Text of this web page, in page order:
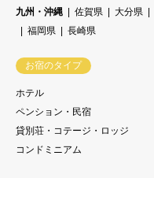
九州・沖縄
佐賀県 大分県
福岡県
長崎県
お宿のタイプ
ホテル
ペンション・民宿
貸別荘・コテージ・ロッジ
コンドミニアム